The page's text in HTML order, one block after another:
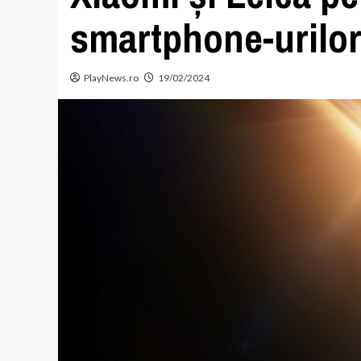
smartphone-urilor
PlayNews.ro 19/02/2024